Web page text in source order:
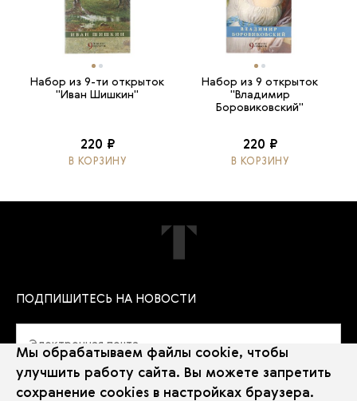
Набор из 9-ти открыток
"Иван Шишкин"
220 ₽
В КОРЗИНУ
Набор из 9 открыток
"Владимир
Боровиковский"
220 ₽
В КОРЗИНУ
ПОДПИШИТЕСЬ НА НОВОСТИ
Мы обрабатываем файлы cookie, чтобы
улучшить работу сайта. Вы можете запретить
сохранение cookies в настройках браузера.